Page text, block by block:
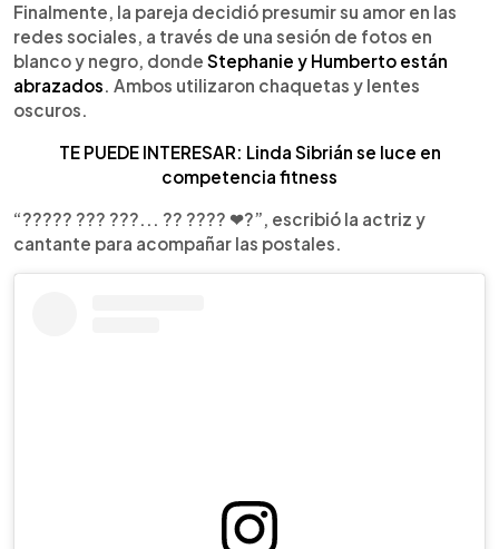
Finalmente, la pareja decidió presumir su amor en las
redes sociales, a través de una sesión de fotos en
blanco y negro, donde Stephanie y Humberto están
abrazados. Ambos utilizaron chaquetas y lentes
oscuros.
TE PUEDE INTERESAR: Linda Sibrián se luce en
competencia fitness
“????? ??? ???... ?? ???? ❤‍?”, escribió la actriz y
cantante para acompañar las postales.